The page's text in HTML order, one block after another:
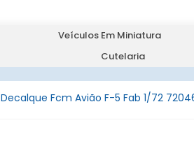
Veículos Em Miniatura
Cutelaria
Decalque Fcm Avião F-5 Fab 1/72